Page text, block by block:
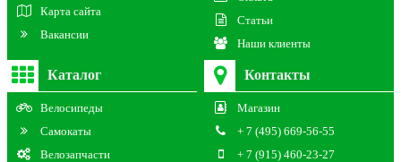
Карта сайта
Вакансии
Статьи
Наши клиенты
Каталог
Велосипеды
Самокаты
Велозапчасти
Контакты
Магазин
+ 7 (495) 669-56-55
+ 7 (915) 460-23-27